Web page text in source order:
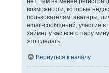
нет. Тем не менее
возможности, которые
пользователям: аватары,
email-сообщений, участие в
займёт у вас всего пару
это сделать.
Вернуться к началу